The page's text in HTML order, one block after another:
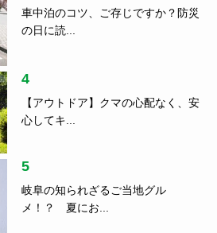
心してキ...
岐阜の知られざるご当地グル
メ！？ 夏にお...